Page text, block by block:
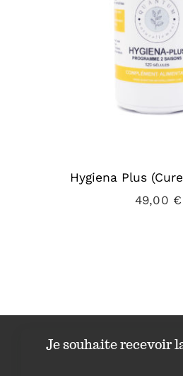
Hygiena Plus
49,00 €
Je souhaite recevoir